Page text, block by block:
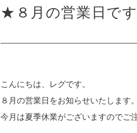
★８月の営業日で
こんにちは、レグです。
８月の営業日をお知らせいたします。
今月は夏季休業がございますのでご